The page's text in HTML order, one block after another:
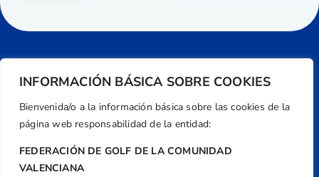
INFORMACIÓN BÁSICA SOBRE COOKIES
Bienvenida/o a la información básica sobre las cookies de la
página web responsabilidad de la entidad:
FEDERACIÓN DE GOLF DE LA COMUNIDAD
VALENCIANA